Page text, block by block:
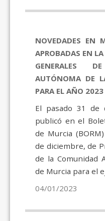
NOVEDADES EN
APROBADAS EN
GENERALES
AUTÓNOMA DE
PARA EL AÑO 2023
El pasado 31 de
publicó en el
de Murcia
de diciembre, de
de la Comunidad
de Murcia para el
04/01/2023